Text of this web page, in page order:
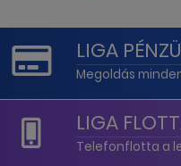
LIGA
Megoldás
LIGA
Telefonflotta a